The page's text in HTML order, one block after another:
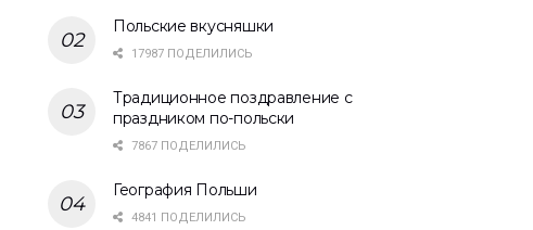
Польские вкусняшки
17987 ПОДЕЛИЛИСЬ
Традиционное поздравление с
праздником по-польски
7867 ПОДЕЛИЛИСЬ
География Польши
4841 ПОДЕЛИЛИСЬ